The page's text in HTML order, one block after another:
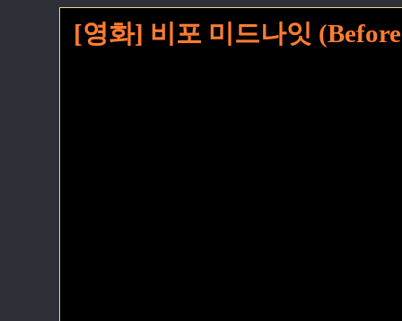
[영화] 비포 미드나잇